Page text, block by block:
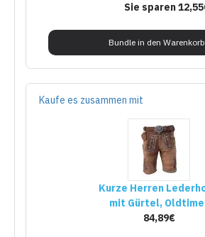
Sie sparen
Bundle in den
Kaufe es zusammen mit
Kurze Herren
mit Gürtel,
84,89€